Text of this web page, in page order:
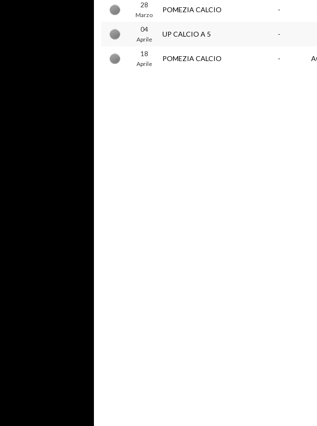
28
Marzo
POMEZIA CALCIO -
04
Aprile
UP CALCIO A 5 -
18
Aprile
POMEZIA CALCIO -